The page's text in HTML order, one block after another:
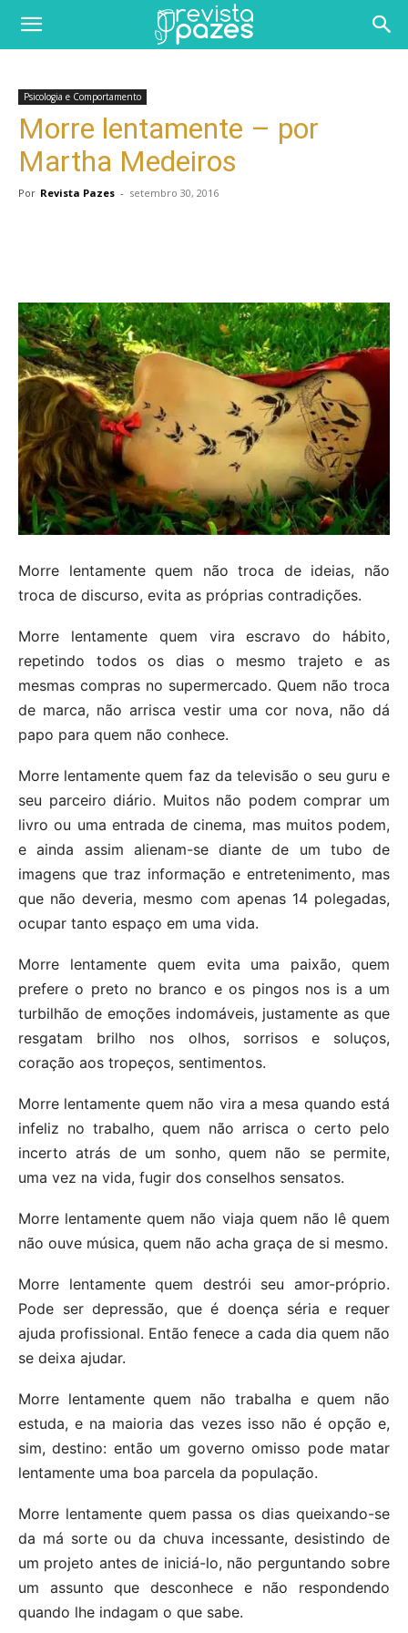
Psicologia e Comportamento
Morre lentamente – por
Martha Medeiros
Por Revista Pazes - setembro 30, 2016
Morre lentamente quem não troca de ideias, não
troca de discurso, evita as próprias contradições.
Morre lentamente quem vira escravo do hábito,
repetindo todos os dias o mesmo trajeto e as
mesmas compras no supermercado. Quem não troca
de marca, não arrisca vestir uma cor nova, não dá
papo para quem não conhece.
Morre lentamente quem faz da televisão o seu guru e
seu parceiro diário. Muitos não podem comprar um
livro ou uma entrada de cinema, mas muitos podem,
e ainda assim alienam-se diante de um tubo de
imagens que traz informação e entretenimento, mas
que não deveria, mesmo com apenas 14 polegadas,
ocupar tanto espaço em uma vida.
Morre lentamente quem evita uma paixão, quem
prefere o preto no branco e os pingos nos is a um
turbilhão de emoções indomáveis, justamente as que
resgatam brilho nos olhos, sorrisos e soluços,
coração aos tropeços, sentimentos.
Morre lentamente quem não vira a mesa quando está
infeliz no trabalho, quem não arrisca o certo pelo
incerto atrás de um sonho, quem não se permite,
uma vez na vida, fugir dos conselhos sensatos.
Morre lentamente quem não viaja quem não lê quem
não ouve música, quem não acha graça de si mesmo.
Morre lentamente quem destrói seu amor-próprio.
Pode ser depressão, que é doença séria e requer
ajuda profissional. Então fenece a cada dia quem não
se deixa ajudar.
Morre lentamente quem não trabalha e quem não
estuda, e na maioria das vezes isso não é opção e,
sim, destino: então um governo omisso pode matar
lentamente uma boa parcela da população.
Morre lentamente quem passa os dias queixando-se
da má sorte ou da chuva incessante, desistindo de
um projeto antes de iniciá-lo, não perguntando sobre
um assunto que desconhece e não respondendo
quando lhe indagam o que sabe.